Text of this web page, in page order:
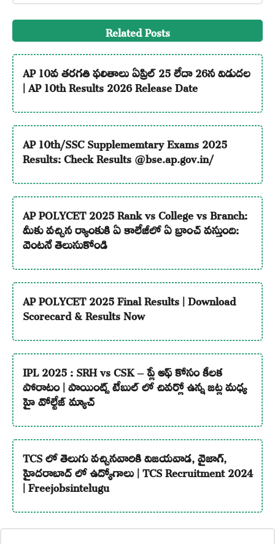
Related Posts
AP 10వ తరగతి ఫలితాలు ఏప్రిల్ 25 లేదా 26న విడుదల
| AP 10th Results 2026 Release Date
AP 10th/SSC Supplememtary Exams 2025
Results: Check Results @bse.ap.gov.in/
AP POLYCET 2025 Rank vs College vs Branch:
మీకు వచ్చిన ర్యాంకుకి ఏ కాలేజీలో ఏ బ్రాంచ్ వస్తుంది:
వెంటనే తెలుసుకోండి
AP POLYCET 2025 Final Results | Download
Scorecard & Results Now
IPL 2025 : SRH vs CSK – ప్లే ఆఫ్ కోసం కీలక
పోరాటం | పాయింట్స్ టేబుల్ లో చివర్లో ఉన్న జట్ల మధ్య
హై వోల్టేజ్ మ్యాచ్
TCS లో తెలుగు వచ్చినవారికి విజయవాడ, వైజాగ్,
హైదరాబాద్ లో ఉద్యోగాలు | TCS Recruitment 2024
| Freejobsintelugu